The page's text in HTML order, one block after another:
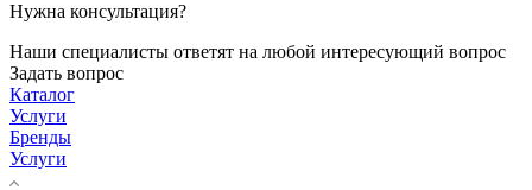
Нужна консультация?
Наши специалисты ответят на любой интересующий вопрос
Задать вопрос
Каталог
Услуги
Бренды
Услуги